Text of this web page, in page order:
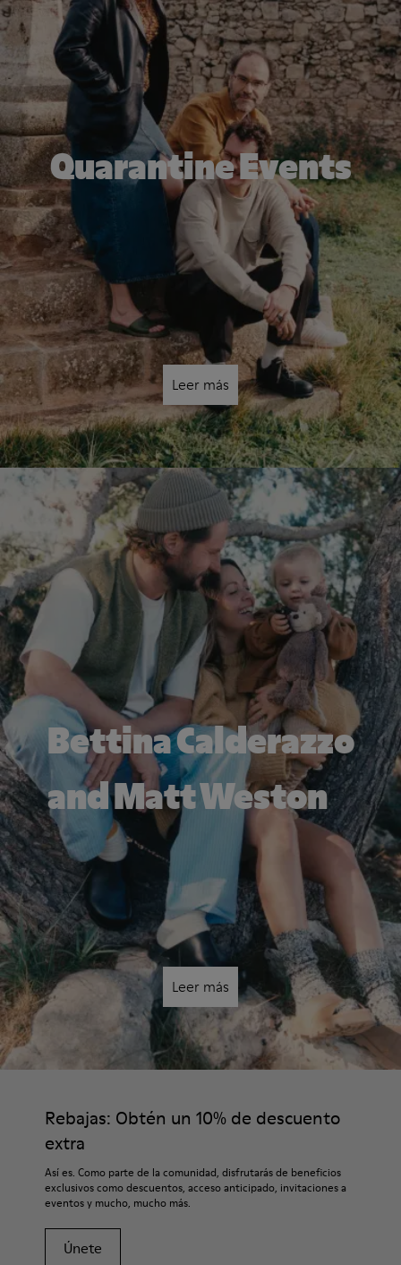
Quarantine Events
Leer más
Bettina Calderazzo
and Matt Weston
Leer más
Rebajas: Obtén un 10% de descuento
extra
Así es. Como parte de la comunidad, disfrutarás de beneficios
exclusivos como descuentos, acceso anticipado, invitaciones a
eventos y mucho, mucho más.
Únete